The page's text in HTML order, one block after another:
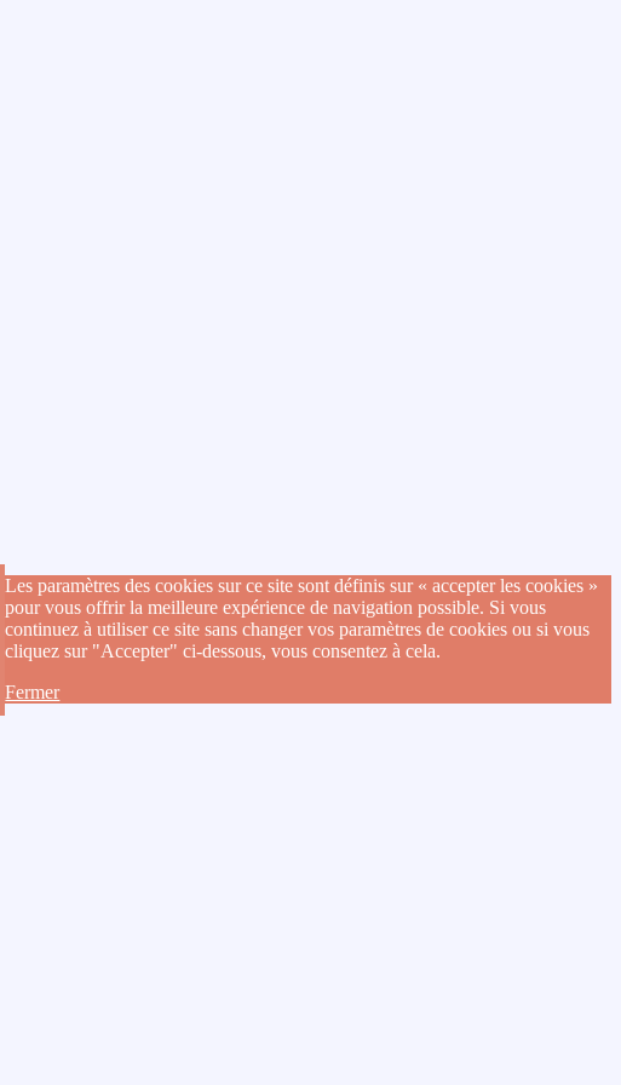
Les paramètres des cookies sur ce site sont définis sur « accepter les cookies »
pour vous offrir la meilleure expérience de navigation possible. Si vous
continuez à utiliser ce site sans changer vos paramètres de cookies ou si vous
cliquez sur "Accepter" ci-dessous, vous consentez à cela.
Fermer